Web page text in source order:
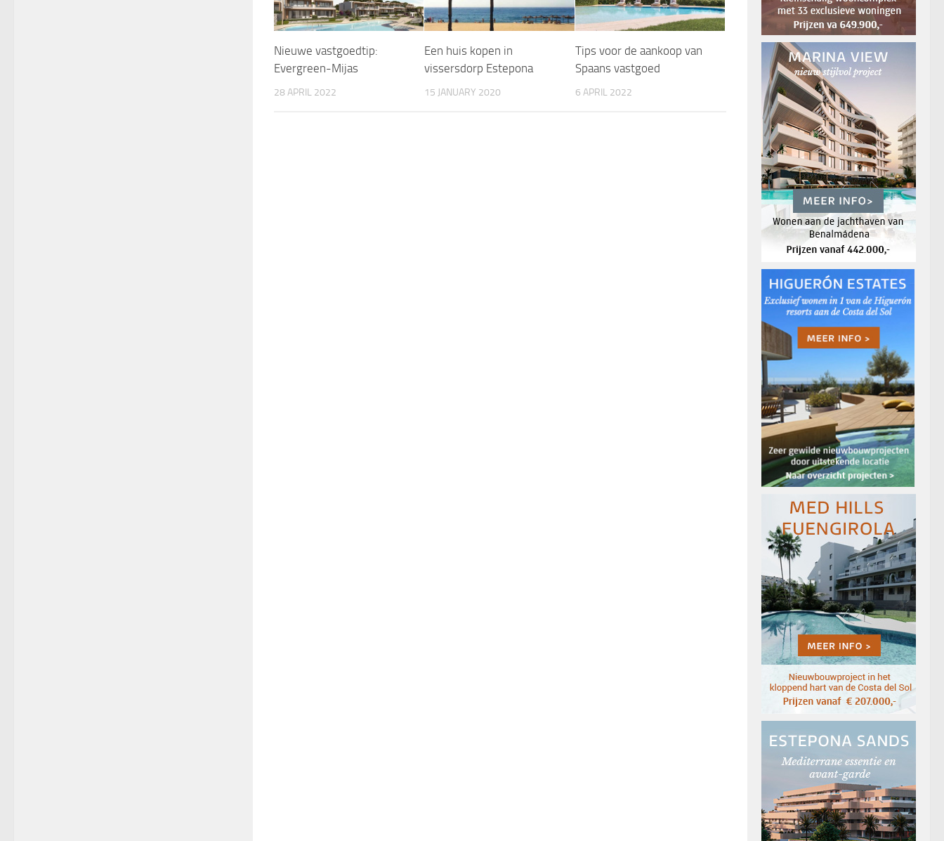
Nieuwe vastgoedtip:
Evergreen-Mijas
28 APRIL 2022
Een huis kopen in
vissersdorp Estepona
15 JANUARY 2020
Tips voor de aankoop van
Spaans vastgoed
6 APRIL 2022